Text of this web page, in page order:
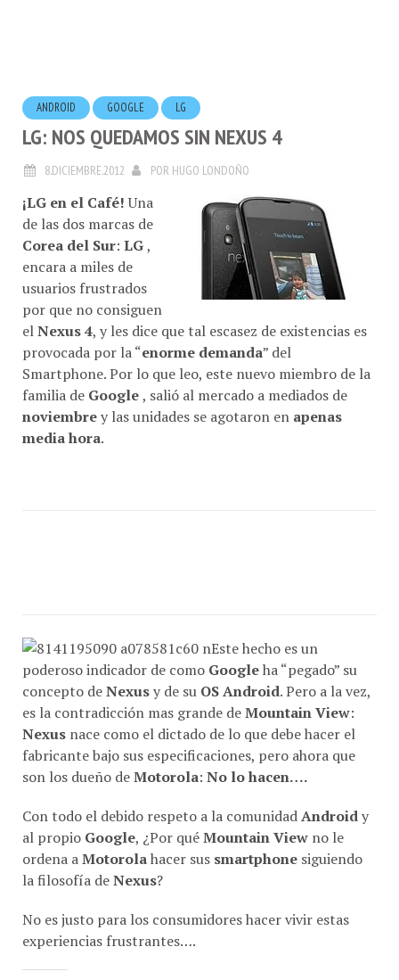
ANDROID GOOGLE LG
LG: NOS QUEDAMOS SIN NEXUS 4
8.DICIEMBRE.2012 POR HUGO LONDOÑO
¡LG en el Café!Una
de las dos marcas de
Corea del Sur
LG
encara a miles de
usuarios frustrados
por que no consiguen
el Nexus 4 , y les dice que tal escasez de existencias es
provocada por la “ enorme demanda ” del
Smartphone. Por lo que leo, este nuevo miembro de la
familia de Google
, salió al mercado a mediados de
noviembre
y las unidades se agotaron en
media hora .
Este hecho es un
poderoso indicador de como Google ha “pegado” su
concepto de Nexus y de su OS Android . Pero a la vez,
es la contradicción mas grande de Mountain View
Nexus
nace como el dictado de lo que debe hacer el
fabricante bajo sus especificaciones, pero ahora que
son los dueño de Motorola
No lo hacen….
Con todo el debido respeto a la comunidad Android
al propio Google , ¿Por qué Mountain View
no le
ordena a Motorolahacer sus smartphone
siguiendo
la filosofía de Nexus ?
No es justo para los consumidores hacer vivir estas
experiencias frustrantes….